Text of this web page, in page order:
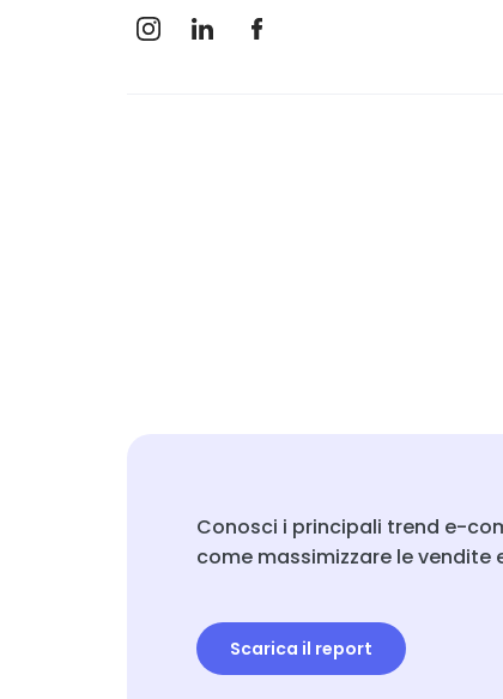
Conosci i principali trend e-
come massimizzare le vendite
Scarica il report